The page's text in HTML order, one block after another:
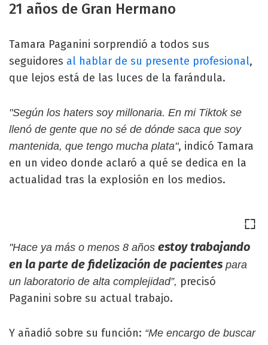
21 años de Gran Hermano
Tamara Paganini sorprendió a todos sus
seguidores al hablar de su presente profesional,
que lejos está de las luces de la farándula.
"Según los haters soy millonaria. En mi Tiktok se
llenó de gente que no sé de dónde saca que soy
mantenida, que tengo mucha plata", indicó Tamara
en un video donde aclaró a qué se dedica en la
actualidad tras la explosión en los medios.
"Hace ya más o menos 8 años estoy trabajando
en la parte de fidelización de pacientes para
un laboratorio de alta complejidad”, precisó
Paganini sobre su actual trabajo.
Y añadió sobre su función: “Me encargo de buscar